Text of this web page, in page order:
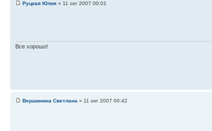
Руцкая Юлия » 11 окт 2007 00:01
Все хорошо!
Вершинина Светлана » 11 окт 2007 00:42